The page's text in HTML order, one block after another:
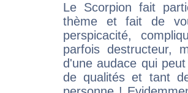
Le Scorpion fait
thème et fait de
perspicacité,
parfois destructeur,
d'une audace qui
de qualités et tant